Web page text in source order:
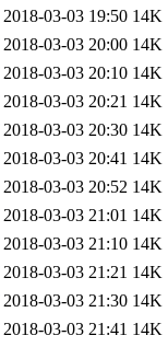
2018-03-03 19:50 14K
2018-03-03 20:00 14K
2018-03-03 20:10 14K
2018-03-03 20:21 14K
2018-03-03 20:30 14K
2018-03-03 20:41 14K
2018-03-03 20:52 14K
2018-03-03 21:01 14K
2018-03-03 21:10 14K
2018-03-03 21:21 14K
2018-03-03 21:30 14K
2018-03-03 21:41 14K